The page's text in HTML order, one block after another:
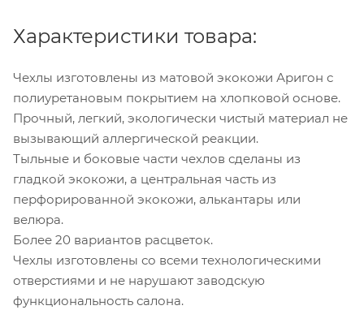
Характеристики товара:
Чехлы изготовлены из матовой экокожи Аригон с
полиуретановым покрытием на хлопковой основе.
Прочный, легкий, экологически чистый материал не
вызывающий аллергической реакции.
Тыльные и боковые части чехлов сделаны из
гладкой экокожи, а центральная часть из
перфорированной экокожи, алькантары или
велюра.
Более 20 вариантов расцветок.
Чехлы изготовлены со всеми технологическими
отверстиями и не нарушают заводскую
функциональность салона.